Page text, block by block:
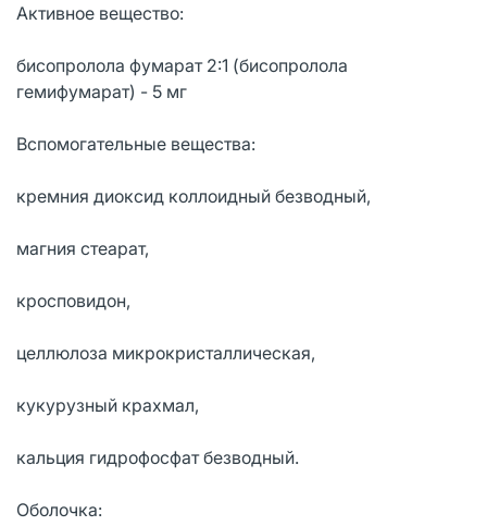
Активное вещество:
бисопролола фумарат 2:1 (бисопролола
гемифумарат) - 5 мг
Вспомогательные вещества:
кремния диоксид коллоидный безводный,
магния стеарат,
кросповидон,
целлюлоза микрокристаллическая,
кукурузный крахмал,
кальция гидрофосфат безводный.
Оболочка: